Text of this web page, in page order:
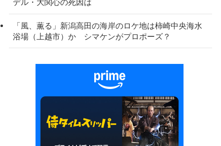
デル・大関心の死因は
「風、薫る」新潟高田の海岸のロケ地は柿崎中央海水
浴場（上越市）か シマケンがプロポーズ？